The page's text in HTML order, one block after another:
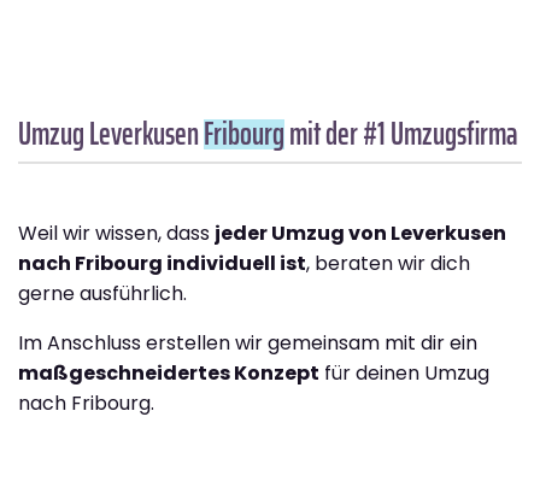
Umzug LeverkusenFribourgmit der #1 Umzugsfirma
Weil wir wissen, dass jeder Umzug von Leverkusen
nach Fribourg individuell ist, beraten wir dich
gerne ausführlich.
Im Anschluss erstellen wir gemeinsam mit dir ein
maßgeschneidertes Konzept für deinen Umzug
nach Fribourg.